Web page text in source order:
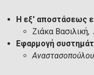
Η εξ' αποστάσεως
Ζιάκα Βασιλική,
Εφαρμογή